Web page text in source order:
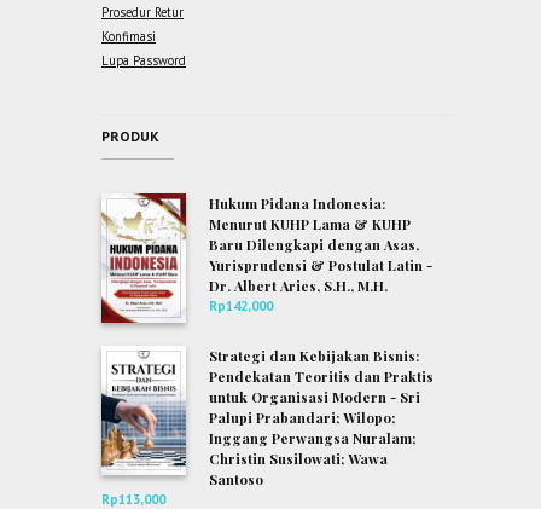
Prosedur Retur
Konfimasi
Lupa Password
PRODUK
Hukum Pidana Indonesia:
Menurut KUHP Lama & KUHP
Baru Dilengkapi dengan Asas,
Yurisprudensi & Postulat Latin -
Dr. Albert Aries, S.H., M.H.
Rp142,000
Strategi dan Kebijakan Bisnis:
Pendekatan Teoritis dan Praktis
untuk Organisasi Modern - Sri
Palupi Prabandari; Wilopo;
Inggang Perwangsa Nuralam;
Christin Susilowati; Wawa
Santoso
Rp113,000